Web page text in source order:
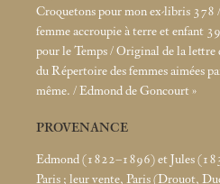
Croquetons pour mon ex-libris
femme accroupie à terre et enfant
pour le Temps / Original de la lettre
du Répertoire des femmes aimées
même. / Edmond de Goncourt»
PROVENANCE
Edmond (1822–1896) et Jules
Paris ; leur vente, Paris (Drouot,